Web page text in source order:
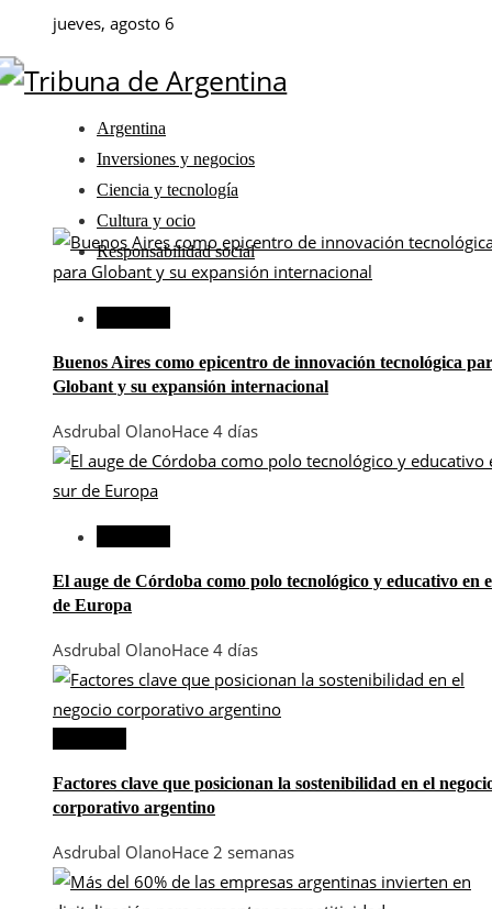
jueves, agosto 6
Argentina
Inversiones y negocios
Ciencia y tecnología
Cultura y ocio
Responsabilidad social
Buenos Aires como epicentro de innovación tecnológica
Globant y su expansión internacional
Asdrubal OlanoHace 4 días
El auge de Córdoba como polo tecnológico y educativo en
de Europa
Asdrubal OlanoHace 4 días
Factores clave que posicionan la sostenibilidad en el
corporativo argentino
Asdrubal OlanoHace 2 semanas